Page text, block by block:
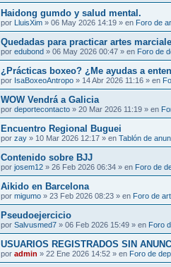
Haidong gumdo y salud mental.
por LluisXim » 06 May 2026 14:19 » en Foro de
Quedadas para practicar artes
por edubond » 06 May 2026 00:47 » en Foro de
¿Prácticas boxeo? ¿Me ayudas a
por IsaBoxeoAntropo » 14 Abr 2026 11:16 » en
WOW Vendrá a Galicia
por deportecontacto » 20 Mar 2026 11:19 » en
Encuentro Regional Buguei
por zay » 10 Mar 2026 12:17 » en Tablón de
Contenido sobre BJJ
por josem12 » 26 Feb 2026 06:34 » en Foro de
Aikido en Barcelona
por migumo » 23 Feb 2026 08:23 » en Foro de
Pseudoejercicio
por Salvusmed7 » 06 Feb 2026 15:49 » en Foro
USUARIOS REGISTRADOS SIN
por admin » 22 Ene 2026 14:52 » en Foro de